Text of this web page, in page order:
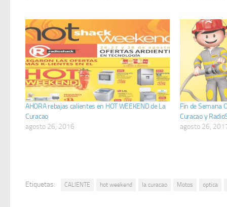
AHORA rebajas calientes en HOT WEEKEND de La
Curacao
agosto 26, 2016
Fin de Semana
Curacao y
agosto 26,
Etiquetas: CALIENTE hot weekend la curacao Motos optica